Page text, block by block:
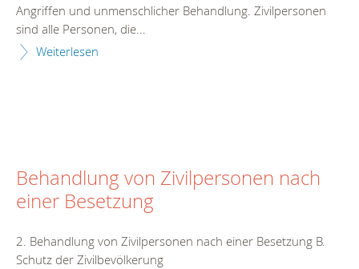
Angriffen und unmenschlicher Behandlung. Zivilpersonen
sind alle Personen, die...
Weiterlesen
Behandlung von Zivilpersonen nach
einer Besetzung
2. Behandlung von Zivilpersonen nach einer Besetzung B.
Schutz der Zivilbevölkerung